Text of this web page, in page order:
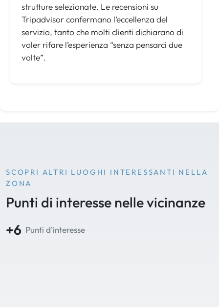
strutture selezionate. Le recensioni su
Tripadvisor confermano l’eccellenza del
servizio, tanto che molti clienti dichiarano di
voler rifare l’esperienza “senza pensarci due
volte”.
SCOPRI ALTRI LUOGHI INTERESSANTI NELLA
ZONA
Punti di interesse nelle vicinanze
+6 Punti d'interesse